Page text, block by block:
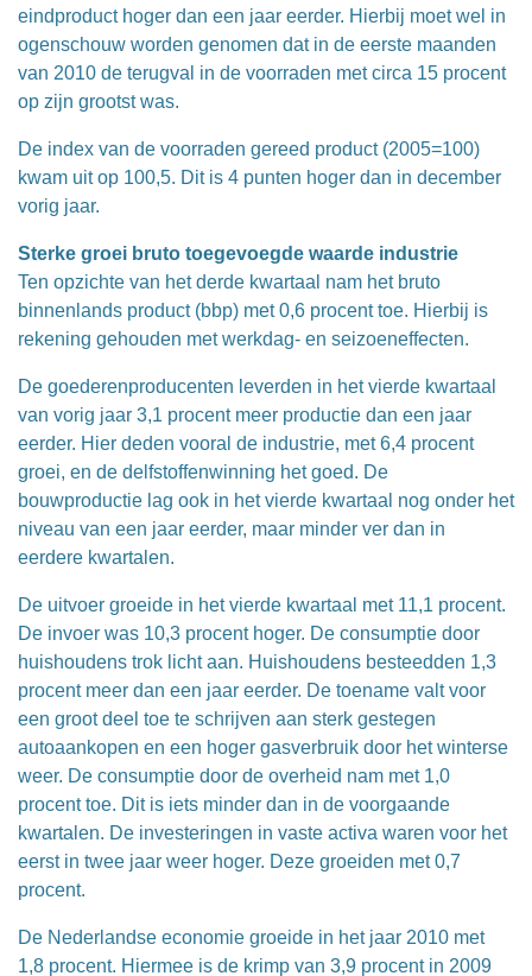
eindproduct hoger dan een jaar eerder. Hierbij moet wel in
ogenschouw worden genomen dat in de eerste maanden
van 2010 de terugval in de voorraden met circa 15 procent
op zijn grootst was.
De index van de voorraden gereed product (2005=100)
kwam uit op 100,5. Dit is 4 punten hoger dan in december
vorig jaar.
Sterke groei bruto toegevoegde waarde industrie
Ten opzichte van het derde kwartaal nam het bruto
binnenlands product (bbp) met 0,6 procent toe. Hierbij is
rekening gehouden met werkdag- en seizoeneffecten.
De goederenproducenten leverden in het vierde kwartaal
van vorig jaar 3,1 procent meer productie dan een jaar
eerder. Hier deden vooral de industrie, met 6,4 procent
groei, en de delfstoffenwinning het goed. De
bouwproductie lag ook in het vierde kwartaal nog onder het
niveau van een jaar eerder, maar minder ver dan in
eerdere kwartalen.
De uitvoer groeide in het vierde kwartaal met 11,1 procent.
De invoer was 10,3 procent hoger. De consumptie door
huishoudens trok licht aan. Huishoudens besteedden 1,3
procent meer dan een jaar eerder. De toename valt voor
een groot deel toe te schrijven aan sterk gestegen
autoaankopen en een hoger gasverbruik door het winterse
weer. De consumptie door de overheid nam met 1,0
procent toe. Dit is iets minder dan in de voorgaande
kwartalen. De investeringen in vaste activa waren voor het
eerst in twee jaar weer hoger. Deze groeiden met 0,7
procent.
De Nederlandse economie groeide in het jaar 2010 met
1,8 procent. Hiermee is de krimp van 3,9 procent in 2009